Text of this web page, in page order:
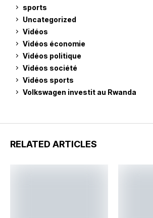
sports
Uncategorized
Vidéos
Vidéos économie
Vidéos politique
Vidéos société
Vidéos sports
Volkswagen investit au Rwanda
RELATED ARTICLES